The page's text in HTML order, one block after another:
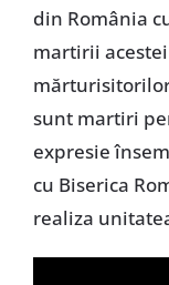
din România
martirii
sunt martiri
expresie
cu Biserica
realiza